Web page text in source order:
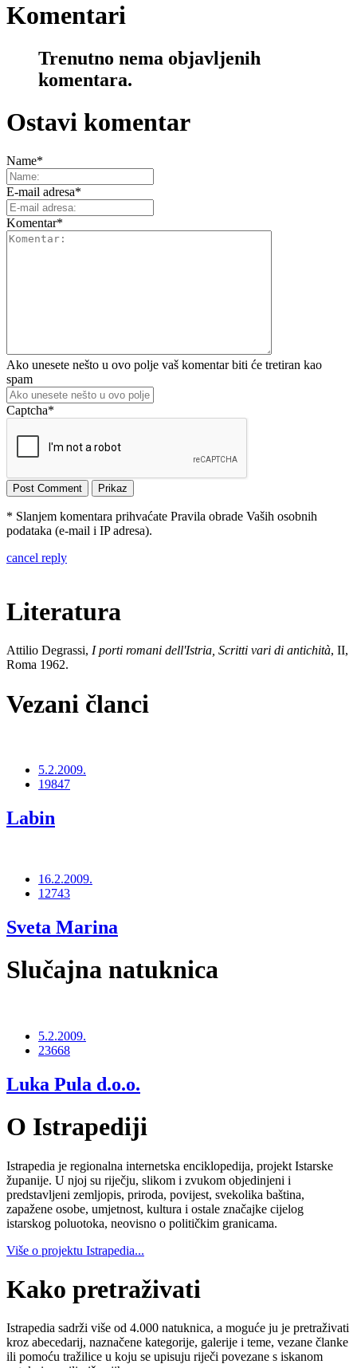
Komentari
Trenutno nema objavljenih
komentara.
Ostavi komentar
Name*
E-mail adresa*
Komentar*
Ako unesete nešto u ovo polje vaš komentar biti će tretiran kao
spam
Captcha*
* Slanjem komentara prihvaćate Pravila obrade Vaših osobnih
podataka (e-mail i IP adresa).
cancel reply
Literatura
Attilio Degrassi, I porti romani dell'Istria, Scritti vari di antichità, II,
Roma 1962.
Vezani članci
5.2.2009.
19847
Labin
16.2.2009.
12743
Sveta Marina
Slučajna natuknica
5.2.2009.
23668
Luka Pula d.o.o.
O Istrapediji
Istrapedia je regionalna internetska enciklopedija, projekt Istarske
županije. U njoj su riječju, slikom i zvukom objedinjeni i
predstavljeni zemljopis, priroda, povijest, svekolika baština,
zapažene osobe, umjetnost, kultura i ostale značajke cijelog
istarskog poluotoka, neovisno o političkim granicama.
Više o projektu Istrapedia...
Kako pretraživati
Istrapedia sadrži više od 4.000 natuknica, a moguće ju je pretraživati
kroz abecedarij, naznačene kategorije, galerije i teme, vezane članke
ili pomoću tražilice u koju se upisuju riječi povezane s iskanom